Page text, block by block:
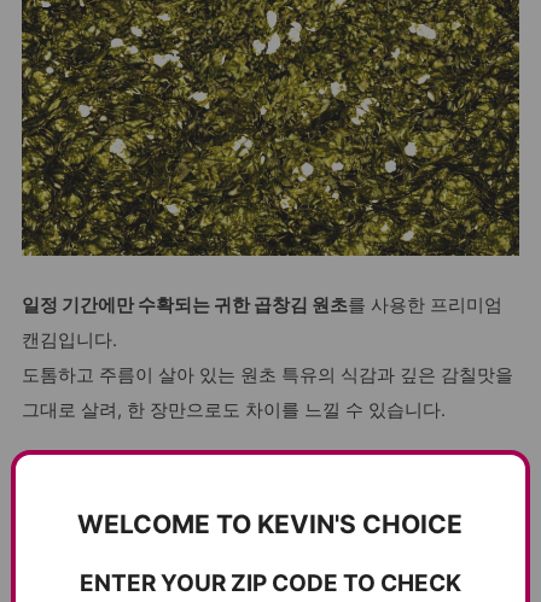
일정 기간에만 수확되는 귀한 곱창김 원초를 사용한 프리미엄
캔김입니다.
도톰하고 주름이 살아 있는 원초 특유의 식감과 깊은 감칠맛을
그대로 살려, 한 장만으로도 차이를 느낄 수 있습니다.
Made with rare, seasonal curly laver harvested only during a
Thicker leaves and natural curls create a uniquely crisp
WELCOME TO KEVIN'S CHOICE
ENTER YOUR ZIP CODE TO CHECK